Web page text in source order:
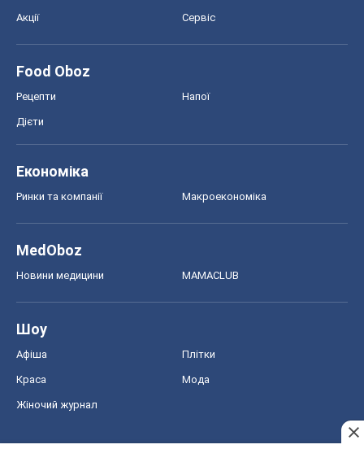
Акції Сервіс
Food Oboz
Рецепти Напої
Дієти
Економіка
Ринки та компанії Макроекономіка
MedOboz
Новини медицини MAMACLUB
Шоу
Афіша Плітки
Краса Мода
Жіночий журнал